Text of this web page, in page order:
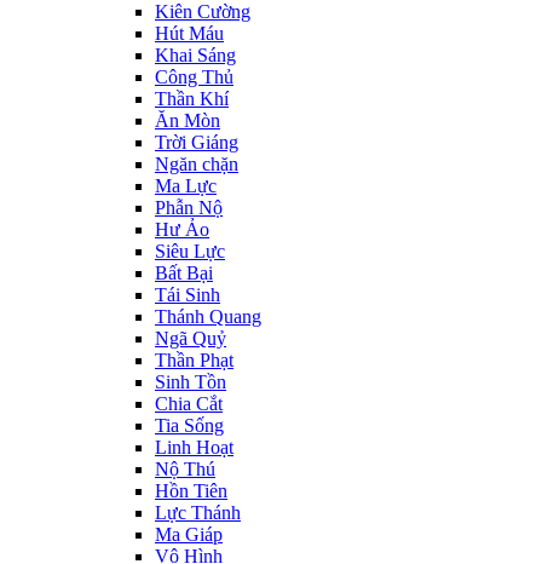
Kiên Cường
Hút Máu
Khai Sáng
Công Thủ
Thần Khí
Ăn Mòn
Trời Giáng
Ngăn chặn
Ma Lực
Phẫn Nộ
Hư Ảo
Siêu Lực
Bất Bại
Tái Sinh
Thánh Quang
Ngã Quỷ
Thần Phạt
Sinh Tồn
Chia Cắt
Tia Sống
Linh Hoạt
Nộ Thú
Hồn Tiên
Lực Thánh
Ma Giáp
Vô Hình